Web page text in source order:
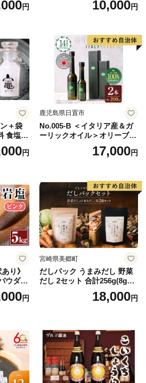
円
り 美味しい おいしい 鍋 しゃ
10,000円
＋袋
食塩
ソルト
り 三重円
鹿児島県日置市
No.005-B ＜イタリア産＆ガ
ーリックオイル＞オリーブオ
イルセット(200ml×2本) 日置
市 特産品 調味料 油 エキスト
ブ】
17,000円
り》
ウダー
味料
然 パウ
円
宮崎県美郷町
だしパック うまみだし 野菜
だし 2セット 合計256g(8g×8
パック×2種×2セット) [岡田商
店 宮崎県 美郷町 31ac0069]
18,000円